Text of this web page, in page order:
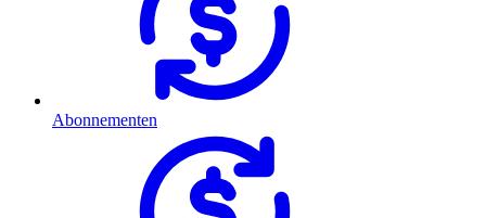
Abonnementen